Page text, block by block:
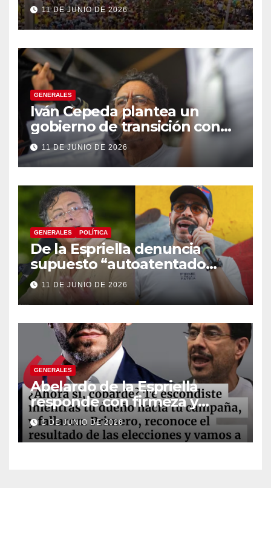
Espriella
11 DE JUNIO DE 2026
GENERALES
Iván Cepeda plantea un
gobierno de transición con
énfasis en el empalme
institucional y una eventual
constituyente
11 DE JUNIO DE 2026
GENERALES POLÍTICA
De la Espriella denuncia
supuesto “autoatentado
legislativo” tras decisión de
suspender provisionalmente
a Petro
11 DE JUNIO DE 2026
GENERALES
Abelardo de la Espriella
responde con firmeza y
fortalece su imagen de
liderazgo ante la controversia
1 DE JUNIO DE 2026